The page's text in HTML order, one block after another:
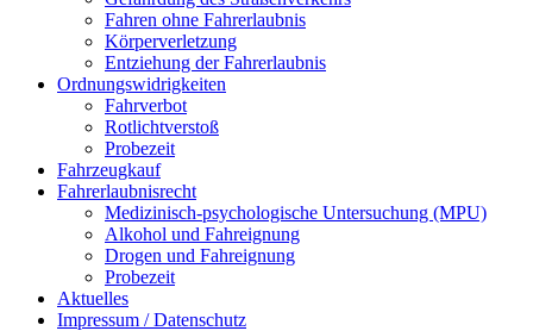
Fahren ohne Fahrerlaubnis
Körperverletzung
Entziehung der Fahrerlaubnis
Ordnungswidrigkeiten
Fahrverbot
Rotlichtverstoß
Probezeit
Fahrzeugkauf
Fahrerlaubnisrecht
Medizinisch-psychologische Untersuchung (MPU)
Alkohol und Fahreignung
Drogen und Fahreignung
Probezeit
Aktuelles
Impressum / Datenschutz